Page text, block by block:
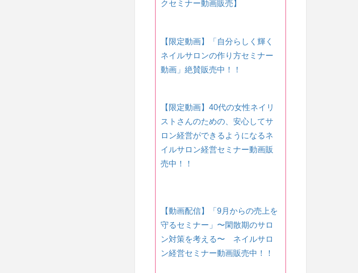
クセミナー動画販売】
【限定動画】「自分らしく輝く
ネイルサロンの作り方セミナー
動画」絶賛販売中！！
【限定動画】40代の女性ネイリ
ストさんのための、安心してサ
ロン経営ができるようになるネ
イルサロン経営セミナー動画販
売中！！
【動画配信】「9月からの売上を
守るセミナー」〜 閑散期のサロ
ン対策を考える〜 ネイルサロ
ン経営セミナー動画販売中！！